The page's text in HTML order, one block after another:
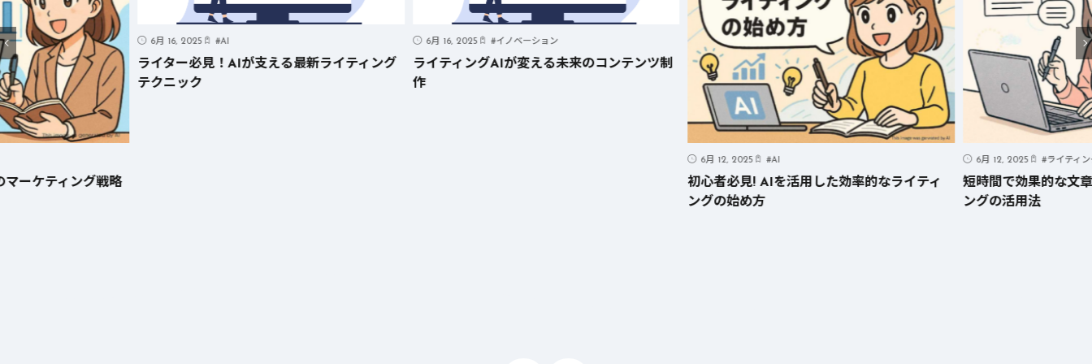
マーケティング戦略
6月 16, 2025 #AI
ライター必見！AIが支える最新ライティング
テクニック
6月 16, 2025 #イノベーション
ライティングAIが変える未来のコンテンツ制
作
6月 12, 2025 #AI
初心者必見! AIを活用した効率的なライティ
ングの始め方
6月 12, 2025 #ライティン
短時間で効果的な文
ングの活用法